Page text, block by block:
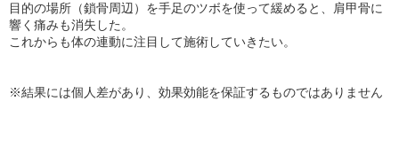
目的の場所（鎖骨周辺）を手足のツボを使って緩めると、肩甲骨に
響く痛みも消失した。
これからも体の連動に注目して施術していきたい。
※結果には個人差があり、 効果効能を保証するものではありません